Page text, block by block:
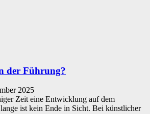
der Führung?
2025
Zeit eine Entwicklung auf dem
ist kein Ende in Sicht. Bei künstlicher